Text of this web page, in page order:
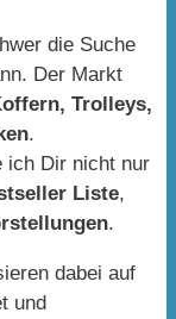
die Suche
Der Markt
Trolleys,
.
ich Dir nicht nur
Liste,
.
dabei auf
und